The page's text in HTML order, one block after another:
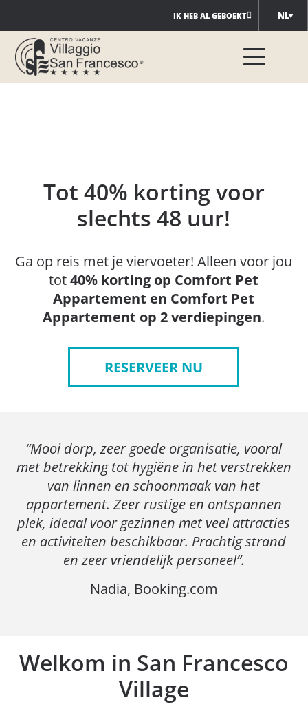
naar
de
inhoud
IK HEB AL GEBOEKT NL
Tot 40% korting voor
slechts 48 uur!
Ga op reis met je viervoeter! Alleen voor jou
tot40% korting op Comfort Pet
Appartement en Comfort Pet
Appartement op 2 verdiepingen.
RESERVEER NU
“Mooi dorp, zeer goede organisatie, vooral
met betrekking tot hygiëne in het verstrekken
van linnen en schoonmaak van het
appartement. Zeer rustige en ontspannen
plek, ideaal voor gezinnen met veel attracties
en activiteiten beschikbaar. Prachtig strand
en zeer vriendelijk personeel”.
Nadia, Booking.com
Welkom in San Francesco
Village